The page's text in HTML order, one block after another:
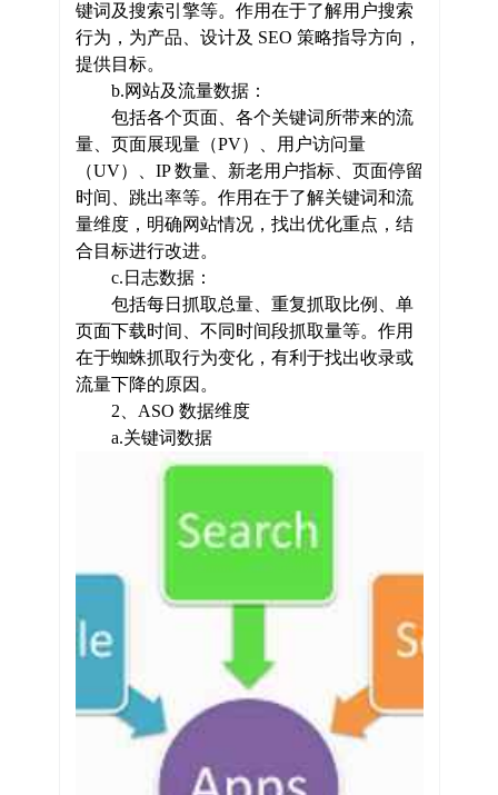
键词及搜索引擎等。作用在于了解用户搜索
行为，为产品、设计及 SEO 策略指导方向，
提供目标。
b.网站及流量数据：
包括各个页面、各个关键词所带来的流
量、页面展现量（PV）、用户访问量
（UV）、IP 数量、新老用户指标、页面停留
时间、跳出率等。作用在于了解关键词和流
量维度，明确网站情况，找出优化重点，结
合目标进行改进。
c.日志数据：
包括每日抓取总量、重复抓取比例、单
页面下载时间、不同时间段抓取量等。作用
在于蜘蛛抓取行为变化，有利于找出收录或
流量下降的原因。
2、ASO 数据维度
a.关键词数据